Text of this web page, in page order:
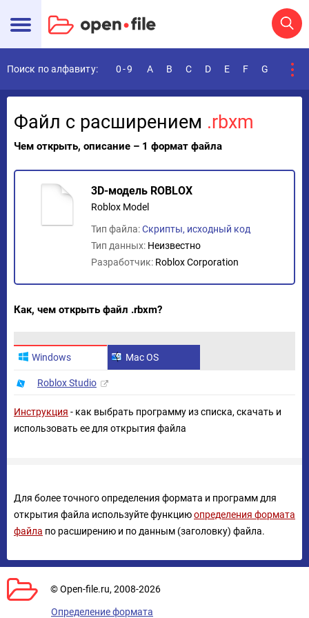
Поиск по алфавиту: 0-9 A B C D E F G
Файл с расширением .rbxm
Чем открыть, описание – 1 формат файла
3D-модель ROBLOX
Roblox Model
Тип файла:Скрипты, исходный код
Тип данных: Неизвестно
Разработчик: Roblox Corporation
Как, чем открыть файл .rbxm?
Windows Mac OS
Roblox Studio
Инструкция - как выбрать программу из списка, скачать и
использовать ее для открытия файла
Для более точного определения формата и программ для
открытия файла используйте функциюопределения формата
файла по расширению и по данным (заголовку) файла.
© Open-file.ru, 2008-2026
Определение формата